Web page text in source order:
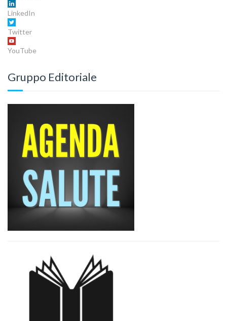
LinkedIn
Twitter
YouTube
Gruppo Editoriale